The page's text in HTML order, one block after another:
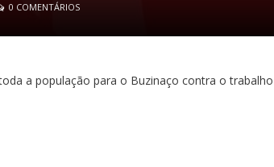
0 COMENTÁRIOS
a população para o Buzinaço contra o trabalho